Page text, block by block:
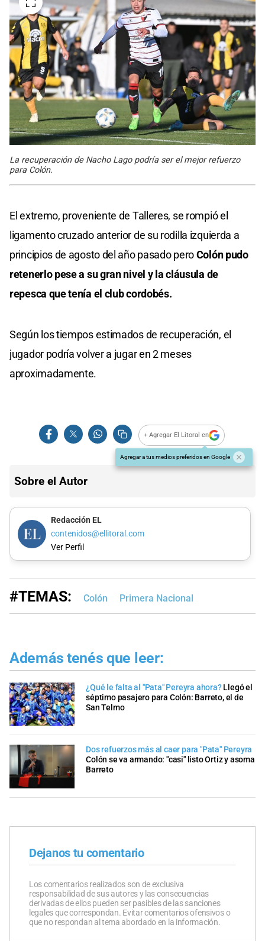
La recuperación de Nacho Lago podría ser el mejor refuerzo
para Colón.
El extremo, proveniente de Talleres, se rompió el
ligamento cruzado anterior de su rodilla izquierda a
principios de agosto del año pasado peroColón pudo
retenerlo pese a su gran nivel y la cláusula de
repesca que tenía el club cordobés.
Según los tiempos estimados de recuperación, el
jugador podría volver a jugar en 2 meses
aproximadamente.
+ Agregar El Litoral en
Agregar a tus medios preferidos en Google
Sobre el Autor
Redacción EL
contenidos@ellitoral.com
Ver Perfil
#TEMAS: Colón Primera Nacional
Además tenés que leer:
¿Qué le falta al "Pata" Pereyra ahora? Llegó el
séptimo pasajero para Colón: Barreto, el de
San Telmo
Dos refuerzos más al caer para "Pata" Pereyra
Colón se va armando: "casi" listo Ortiz y asoma
Barreto
Dejanos tu comentario
Los comentarios realizados son de exclusiva
responsabilidad de sus autores y las consecuencias
derivadas de ellos pueden ser pasibles de las sanciones
legales que correspondan. Evitar comentarios ofensivos o
que no respondan al tema abordado en la información.